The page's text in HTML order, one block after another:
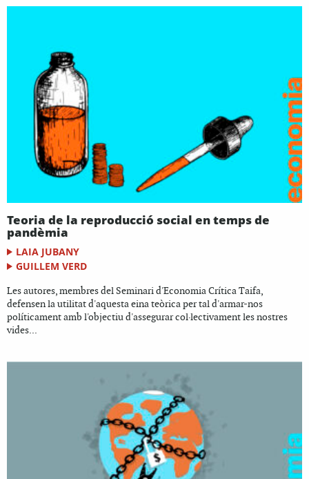
Teoria de la reproducció social en temps de
pandèmia
LAIA JUBANY
GUILLEM VERD
Les autores, membres del Seminari d'Economia Crítica Taifa,
defensen la utilitat d'aquesta eina teòrica per tal d'armar-nos
políticament amb l'objectiu d'assegurar col·lectivament les nostres
vides...